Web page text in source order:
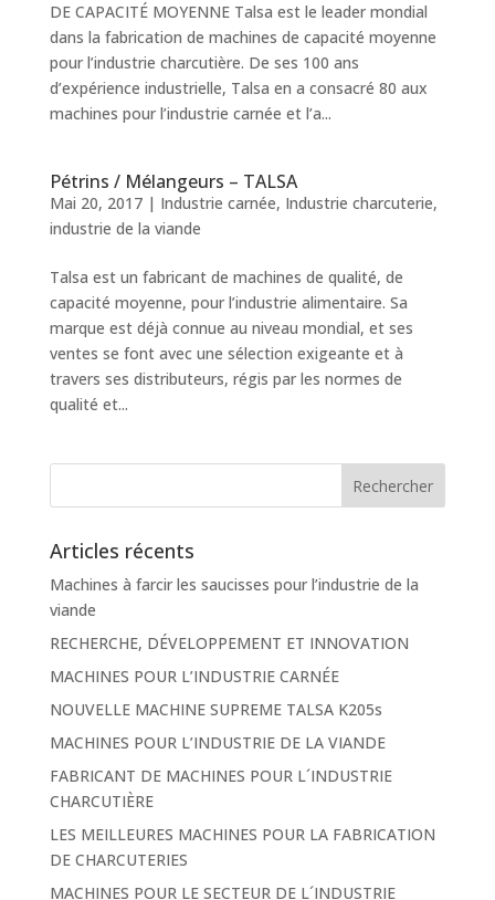
DE CAPACITÉ MOYENNE Talsa est le leader mondial
dans la fabrication de machines de capacité moyenne
pour l’industrie charcutière. De ses 100 ans
d’expérience industrielle, Talsa en a consacré 80 aux
machines pour l’industrie carnée et l’a...
Pétrins / Mélangeurs – TALSA
Mai 20, 2017| Industrie carnée, Industrie charcuterie,
industrie de la viande
Talsa est un fabricant de machines de qualité, de
capacité moyenne, pour l’industrie alimentaire. Sa
marque est déjà connue au niveau mondial, et ses
ventes se font avec une sélection exigeante et à
travers ses distributeurs, régis par les normes de
qualité et...
Articles récents
Machines à farcir les saucisses pour l’industrie de la
viande
RECHERCHE, DÉVELOPPEMENT ET INNOVATION
MACHINES POUR L’INDUSTRIE CARNÉE
NOUVELLE MACHINE SUPREME TALSA K205s
MACHINES POUR L’INDUSTRIE DE LA VIANDE
FABRICANT DE MACHINES POUR L´INDUSTRIE
CHARCUTIÈRE
LES MEILLEURES MACHINES POUR LA FABRICATION
DE CHARCUTERIES
MACHINES POUR LE SECTEUR DE L´INDUSTRIE